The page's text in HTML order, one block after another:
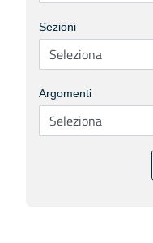
Sezioni
Argomenti